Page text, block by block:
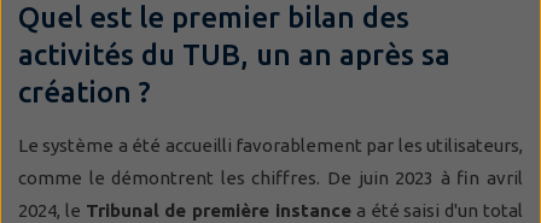
Quel est le premier bilan des
activités du TUB, un an après sa
création ?
Le système a été accueilli favorablement par les utilisateurs,
comme le démontrent les chiffres. De juin 2023 à fin avril
2024, le Tribunal de première instance a été saisi d'un total